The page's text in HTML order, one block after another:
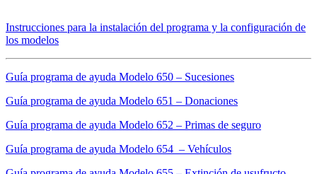
Instrucciones para la instalación del programa y la configuración de
los modelos
Guía programa de ayuda Modelo 650 – Sucesiones
Guía programa de ayuda Modelo 651 – Donaciones
Guía programa de ayuda Modelo 652 – Primas de seguro
Guía programa de ayuda Modelo 654 – Vehículos